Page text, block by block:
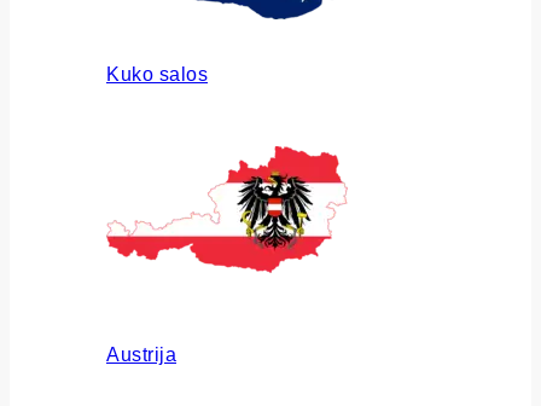
Kuko salos
Austrija